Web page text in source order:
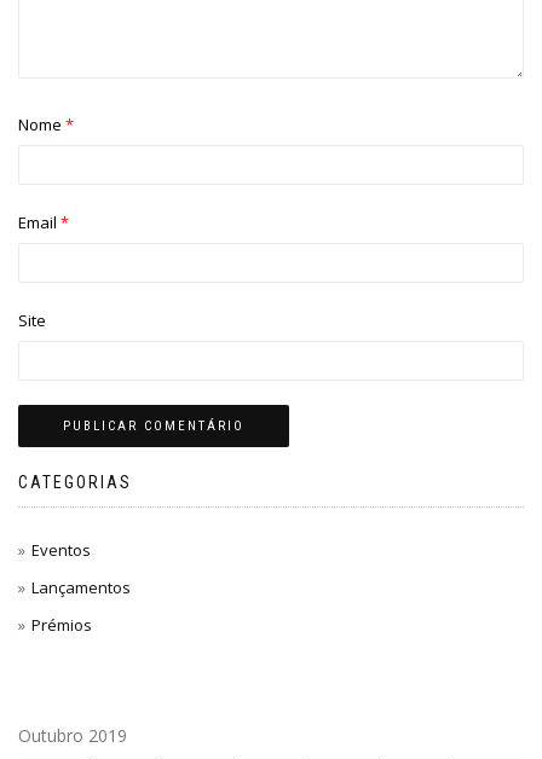
Nome *
Email *
Site
CATEGORIAS
Eventos
Lançamentos
Prémios
Outubro 2019